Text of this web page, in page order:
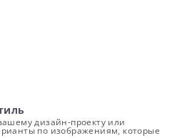
дизайн-проекту или
по изображениям, которые